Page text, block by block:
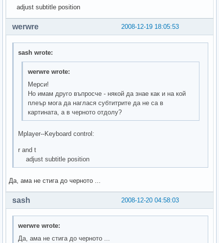
adjust subtitle position
2008-12-19 18:05:53
werwre
sash wrote:
werwre wrote:
Мерси!
Но имам друго въпросче - някой да знае как и на кой
плеър мога да наглася субтитрите да не са в
картината, а в черното отдолу?
Mplayer--Keyboard control:
r and t
adjust subtitle position
Да, ама не стига до черното ...
2008-12-20 04:58:03
sash
werwre wrote:
Да, ама не стига до черното ...